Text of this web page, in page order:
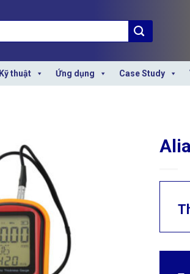
Kỹ thuật Ứng dụng Case Study